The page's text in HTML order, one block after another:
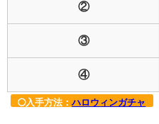
②
③
④
入手方法：ハロウィンガチャ